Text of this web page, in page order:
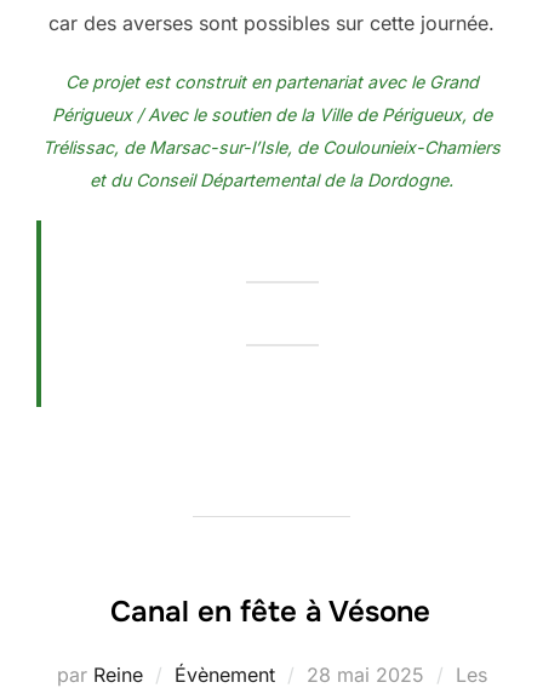
car des averses sont possibles sur cette journée.
Ce projet est construit en partenariat avec le Grand
Périgueux / Avec le soutien de la Ville de Périgueux, de
Trélissac, de Marsac-sur-l’Isle, de Coulounieix-Chamiers
et du Conseil Départemental de la Dordogne.
Canal en fête à Vésone
par Reine Évènement
Publié
28 mai 2025
Les